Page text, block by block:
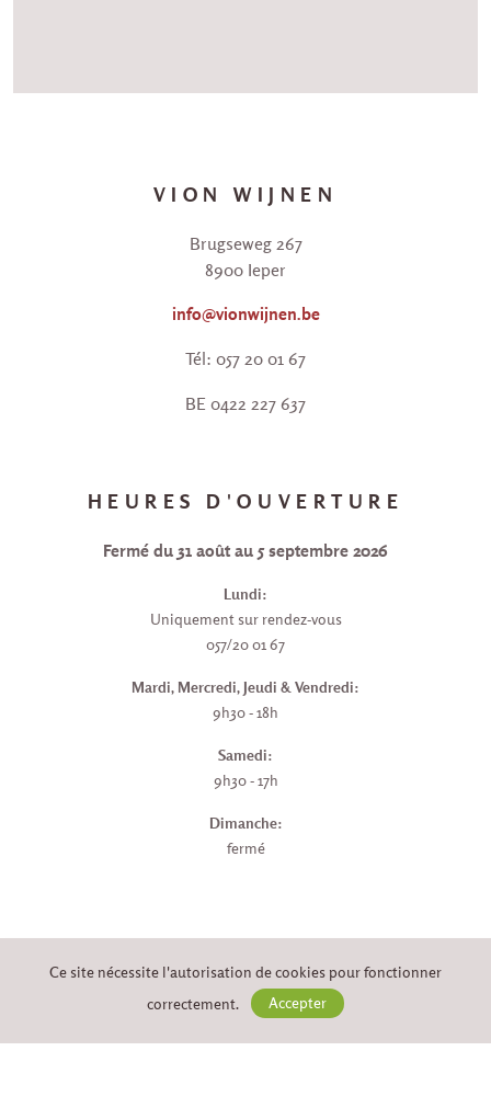
VION WIJNEN
Brugseweg 267
8900 Ieper
info@vionwijnen.be
Tél: 057 20 01 67
BE 0422 227 637
HEURES D'OUVERTURE
Fermé du 31 août au 5 septembre 2026
Lundi:
Uniquement sur rendez-vous
057/20 01 67
Mardi, Mercredi, Jeudi & Vendredi:
9h30 - 18h
Samedi:
9h30 - 17h
Dimanche:
fermé
PAYER EN LIGNE EN TOUTE
SÉCURITÉ
Ce site nécessite l'autorisation de cookies pour fonctionner
correctement.
Accepter